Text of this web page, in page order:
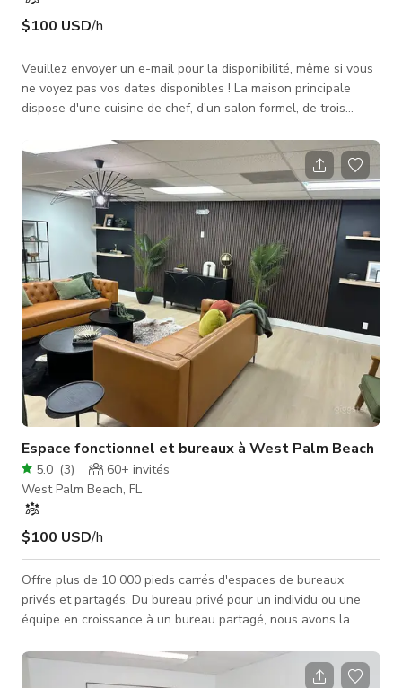
$100 USD/h
Veuillez envoyer un e-mail pour la disponibilité, même si vous
ne voyez pas vos dates disponibles ! La maison principale
dispose d'une cuisine de chef, d'un salon formel, de trois
bains complètes, d'une salle d'eau, et d'une salle à manger
pouvant accueillir plus de 10 personnes. La maison d'hôtes
comprend une cuisine, un salon, deux chambres et une salle
de bain. Récemment rénovée et meublée. L'appartement jardin
récem
Espace fonctionnel et bureaux à West Palm Beach
5.0 (3) 60+ invités
West Palm Beach, FL
$100 USD/h
Offre plus de 10 000 pieds carrés d'espaces de bureaux
privés et partagés. Du bureau privé pour un individu ou une
équipe en croissance à un bureau partagé, nous avons la
de courrier virtuel. Notre environnement innovant est conçu
pour favoriser la collaboration et la productivité. C'est un lieu